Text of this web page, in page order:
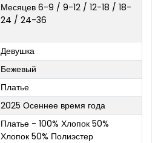
Месяцев 6-9 / 9-12 / 12-18 / 18-
24 / 24-36
Девушка
Бежевый
Платье
2025 Осеннее время года
Платье - 100% Хлопок 50%
Хлопок 50% Полиэстер